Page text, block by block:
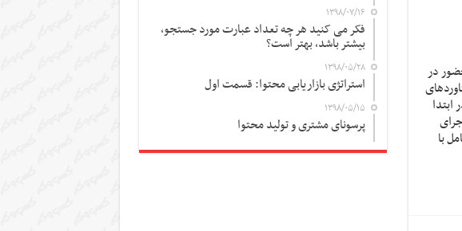
در
ابتدا
با
۱۳۹۸/۰۷/۱۶
فکر می کنید هر چه تعداد عبارت مورد جستجو،
بیشتر باشد، بهتر است؟
۱۳۹۸/۰۵/۲۸
استراتژی بازاریابی محتوا: قسمت اول
۱۳۹۸/۰۵/۱۵
پرسونای مشتری و تولید محتوا